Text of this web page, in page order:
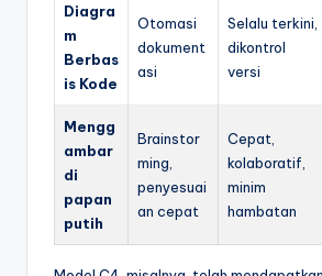
Diagra
m
Berbas
is Kode
Otomasi
dokument
asi
Selalu terkini,
dikontrol
versi
Mengg
ambar
di
papan
putih
Brainstor
ming,
penyesuai
an cepat
Cepat,
kolaboratif,
minim
hambatan